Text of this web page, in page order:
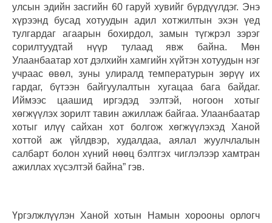
улсын эдийн засгийн 60 гаруй хувийг бүрдүүлдэг. Энэ
хүрээнд бусад хотуудын адил хотжилтын эхэн үед
тулгардаг агаарын бохирдол, замын түгжрэл зэрэг
сорилтуудтай нүүр тулаад явж байна. Мөн
Улаанбаатар хот дэлхийн хамгийн хүйтэн хотуудын нэг
учраас өвөл, зуны улиралд температурын зөрүү их
гардаг, бүтээн байгуулалтын хугацаа бага байдаг.
Иймээс цаашид иргэдэд ээлтэй, ногоон хотыг
хөгжүүлэх зорилт тавин ажиллаж байгаа. Улаанбаатар
хотыг илүү сайхан хот болгож хөгжүүлэхэд Ханой
хоттой аж үйлдвэр, худалдаа, аялал жуулчлалын
салбарт болон хүний нөөц бэлтгэх чиглэлээр хамтран
ажиллах хүсэлтэй байна” гэв.
Үргэлжлүүлэн Ханой хотын Намын хорооны орлогч